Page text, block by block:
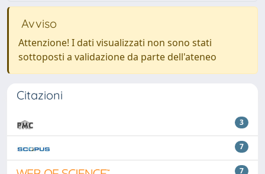
Avviso
Attenzione! I dati visualizzati non sono stati
sottoposti a validazione da parte dell'ateneo
Citazioni
3
7
7